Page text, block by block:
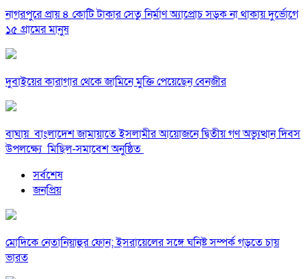
নাগরপুরে প্রায় ৪ কোটি টাকার সেতু নির্মাণ অ্যাপ্রোচ সড়ক না থাকায় দুর্ভোগে
১৫ গ্রামের মানুষ
দুবাইয়ের কারাগার থেকে জামিনে মুক্তি পেয়েছেন বেনজীর
বাঘায় বাংলাদেশ জামায়াতে ইসলামীর আয়োজনে দ্বিতীয় গণ অভ্যুত্থান দিবস
উপলক্ষ্যে মিছিল-সমাবেশ অনুষ্ঠিত
সর্বশেষ
জনপ্রিয়
মোদিকে নেতানিয়াহুর ফোন; ইসরায়েলের সঙ্গে ঘনিষ্ট সম্পর্ক গড়তে চায়
ভারত